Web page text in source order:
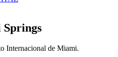
Springs
Internacional de Miami.